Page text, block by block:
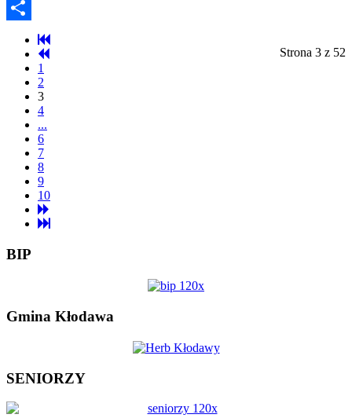
Email
Strona 3 z 52
1
2
3
4
...
6
7
8
9
10
BIP
Gmina Kłodawa
SENIORZY